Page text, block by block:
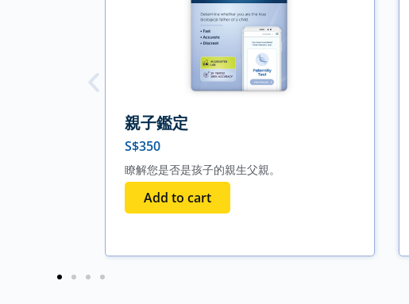
親子鑑定
S$350
瞭解您是否是孩子的親生父親。
Add to cart